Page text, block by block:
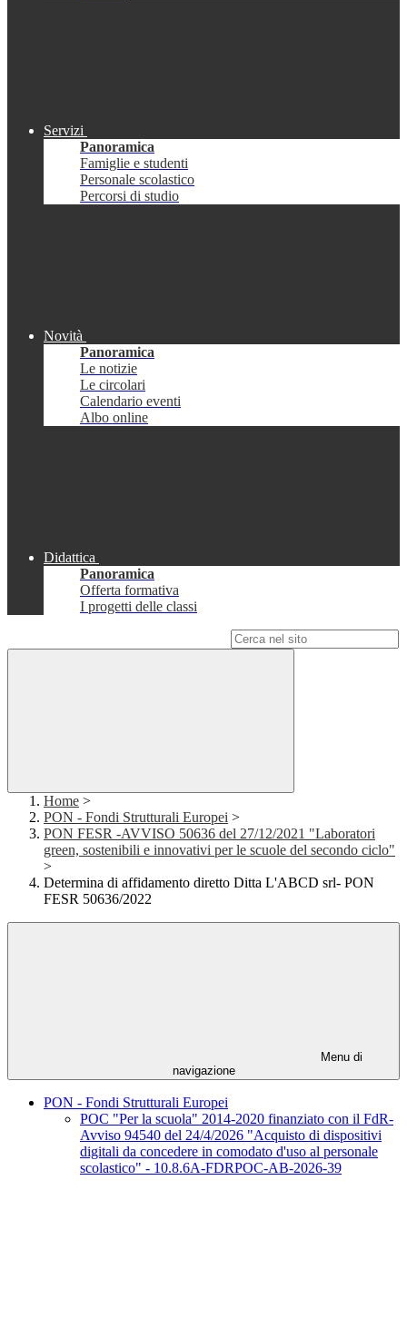
Servizi
Panoramica
Famiglie e studenti
Personale scolastico
Percorsi di studio
Novità
Panoramica
Le notizie
Le circolari
Calendario eventi
Albo online
Didattica
Panoramica
Offerta formativa
I progetti delle classi
Home >
PON - Fondi Strutturali Europei >
PON FESR -AVVISO 50636 del 27/12/2021 "Laboratori
green, sostenibili e innovativi per le scuole del secondo ciclo"
>
Determina di affidamento diretto Ditta L'ABCD srl- PON
FESR 50636/2022
Menu di
navigazione
PON - Fondi Strutturali Europei
POC "Per la scuola" 2014-2020 finanziato con il FdR-
Avviso 94540 del 24/4/2026 "Acquisto di dispositivi
digitali da concedere in comodato d'uso al personale
scolastico" - 10.8.6A-FDRPOC-AB-2026-39